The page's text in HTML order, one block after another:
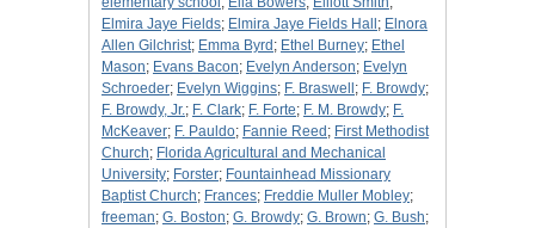
Elmira Jaye Fields; Elmira Jaye Fields Hall ; Elnora
Allen Gilchrist; Emma Byrd ; Ethel Burney; Ethel
Mason; Evans Bacon; Evelyn Anderson; Evelyn
Schroeder; Evelyn Wiggins; F. Braswell ; F. Browdy;
F. Browdy, Jr.; F. Clark; F. Forte; F. M. Browdy; F.
McKeaver; F. Pauldo; Fannie Reed ; First Methodist
Church; Florida Agricultural and Mechanical
University; Forster; Fountainhead Missionary
Baptist Church; Frances; Freddie Muller Mobley;
freeman; G. Boston; G. Browdy; G. Brown; G. Bush;